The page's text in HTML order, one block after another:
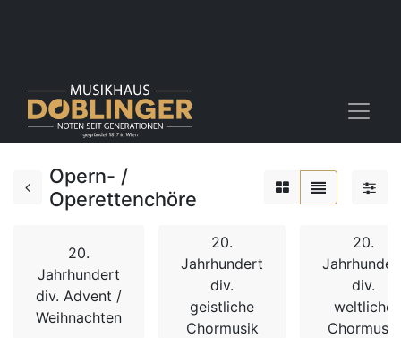
Opern- /
Operettenchöre
20.
Jahrhundert
div. Advent /
Weihnachten
20.
Jahrhundert
div.
geistliche
Chormusik
20.
div.
weltliche
Chormusik